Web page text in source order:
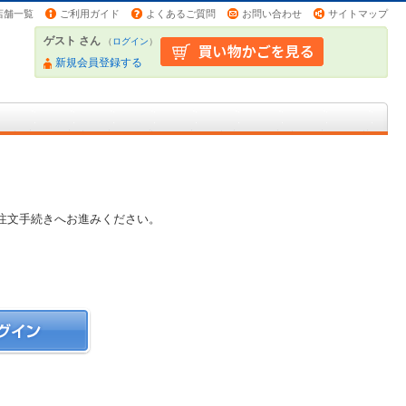
舗一覧 ご利用ガイド よくあるご質問 お問い合わせ サイトマップ
ゲスト さん （ログイン）
新規会員登録する
手続きへお進みください。